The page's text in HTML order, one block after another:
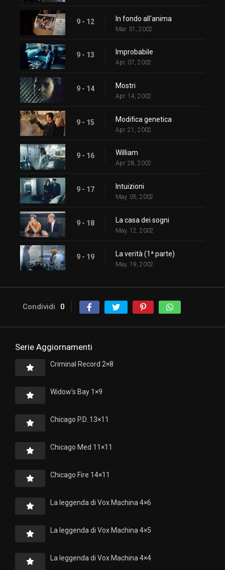
9 - 12 In fondo all'anima
Mar. 31, 2002
9 - 13 Improbabile
Apr. 07, 2002
9 - 14 Mostri
Apr. 14, 2002
9 - 15 Modifica genetica
Apr. 21, 2002
9 - 16 William
Apr. 28, 2002
9 - 17 Intuizioni
May. 05, 2002
9 - 18 La casa dei sogni
May. 12, 2002
9 - 19 La verità (1ª parte)
May. 19, 2002
Condividi 0
Serie Aggiornamenti
Criminal Record 2×8
Widow’s Bay 1×9
Chicago P.D. 13×11
Chicago Med 11×11
Chicago Fire 14×11
La leggenda di Vox Machina 4×6
La leggenda di Vox Machina 4×5
La leggenda di Vox Machina 4×4